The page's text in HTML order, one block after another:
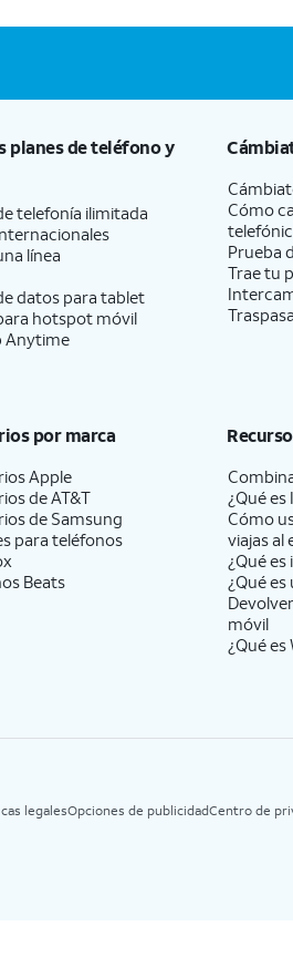
planes de teléfono y
telefonía ilimitada
línea
datos para tablet
hotspot móvil
Anytime
Cómo
Prueba
Trae tu
por marca
Apple
deAT&T
de Samsung
para teléfonos
Beats
¿Qué
Cómo
viajas al
¿Qué
¿Qué es
móvil
¿Qué es
legalesOpciones de publicidadCentro de